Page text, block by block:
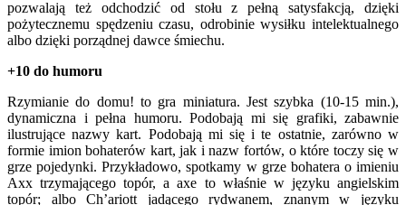
pozwalają też odchodzić od stołu z pełną satysfakcją, dzięki
pożytecznemu spędzeniu czasu, odrobinie wysiłku intelektualnego
albo dzięki porządnej dawce śmiechu.
+10 do humoru
Rzymianie do domu! to gra miniatura. Jest szybka (10-15 min.),
dynamiczna i pełna humoru. Podobają mi się grafiki, zabawnie
ilustrujące nazwy kart. Podobają mi się i te ostatnie, zarówno w
formie imion bohaterów kart, jak i nazw fortów, o które toczy się w
grze pojedynki. Przykładowo, spotkamy w grze bohatera o imieniu
Axx trzymającego topór, a axe to właśnie w języku angielskim
topór; albo Ch’ariott jadącego rydwanem, znanym w języku